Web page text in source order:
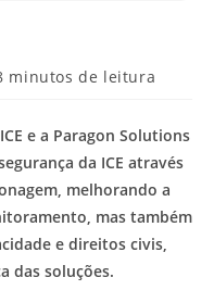
minutos de leitura
e a Paragon Solutions
da ICE através
melhorando a
mas também
e direitos civis,
das soluções.